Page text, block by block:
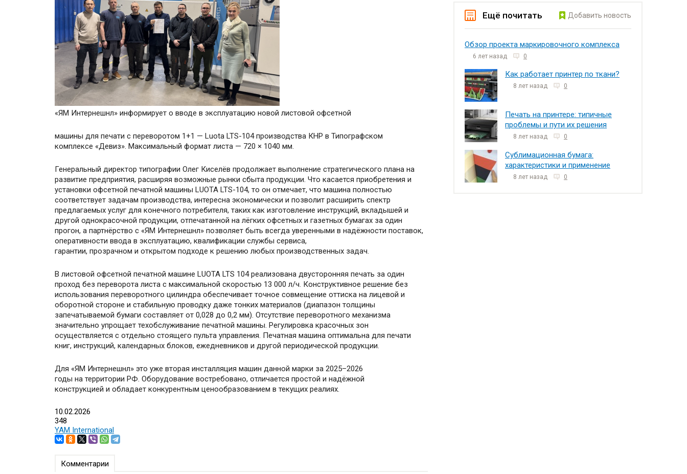
«ЯМ Интернешнл» информирует о вводе в эксплуатацию новой листовой офсетной
машины для печати с переворотом 1+1 — Luota LTS-104 производства КНР в Типографском
комплексе «Девиз». Максимальный формат листа — 720 × 1040 мм.
Генеральный директор типографии Олег Киселёв продолжает выполнение стратегического плана на
развитие предприятия, расширяя возможные рынки сбыта продукции. Что касается приобретения и
установки офсетной печатной машины LUOTA LTS-104, то он отмечает, что машина полностью
соответствует задачам производства, интересна экономически и позволит расширить спектр
предлагаемых услуг для конечного потребителя, таких как изготовление инструкций, вкладышей и
другой однокрасочной продукции, отпечатанной на лёгких офсетных и газетных бумагах за один
прогон, а партнёрство с «ЯМ Интернешнл» позволяет быть всегда уверенными в надёжности поставок,
оперативности ввода в эксплуатацию, квалификации службы сервиса,
гарантии, прозрачном и открытом подходе к решению любых производственных задач.
В листовой офсетной печатной машине LUOTA LTS 104 реализована двусторонняя печать за один
проход без переворота листа с максимальной скоростью 13 000 л/ч. Конструктивное решение без
использования переворотного цилиндра обеспечивает точное совмещение оттиска на лицевой и
оборотной стороне и стабильную проводку даже тонких материалов (диапазон толщины
запечатываемой бумаги составляет от 0,028 до 0,2 мм). Отсутствие переворотного механизма
значительно упрощает техобслуживание печатной машины. Регулировка красочных зон
осуществляется с отдельно стоящего пульта управления. Печатная машина оптимальна для печати
книг, инструкций, календарных блоков, ежедневников и другой периодической продукции.
Для «ЯМ Интернешнл» это уже вторая инсталляция машин данной марки за 2025–2026
годы на территории РФ. Оборудование востребовано, отличается простой и надёжной
конструкцией и обладает конкурентным ценообразованием в текущих реалиях.
10.02.2026
348
YAM International
Комментарии
Ещё почитать Добавить новость
Обзор проекта маркировочного комплекса
6 лет назад 0
Как работает принтер по ткани?
8 лет назад 0
Печать на принтере: типичные
проблемы и пути их решения
8 лет назад 0
Сублимационная бумага:
характеристики и применение
8 лет назад 0